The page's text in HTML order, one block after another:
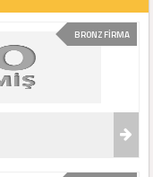
BRONZ FİRMA